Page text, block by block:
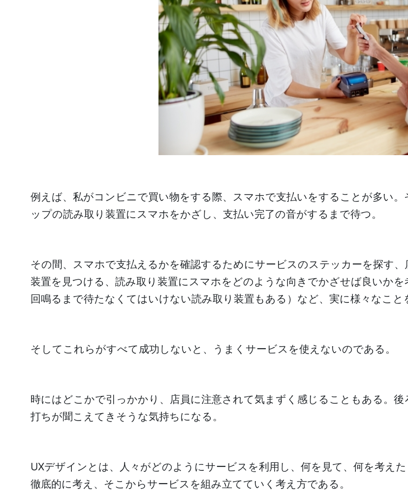
例えば、私がコンビニで買い物をする際、スマホで支払いをすることが多い
ップの読み取り装置にスマホをかざし、支払い完了の音がするまで待つ。
その間、スマホで支払えるかを確認するためにサービスのステッカーを探す
装置を見つける、読み取り装置にスマホをどのような向きでかざせば良いか
回鳴るまで待たなくてはいけない読み取り装置もある）など、実に様々なこと
そしてこれらがすべて成功しないと、うまくサービスを使えないのである。
時にはどこかで引っかかり、店員に注意されて気まずく感じることもある。
打ちが聞こえてきそうな気持ちになる。
UXデザインとは、人々がどのようにサービスを利用し、何を見て、何を考え
徹底的に考え、そこからサービスを組み立てていく考え方である。